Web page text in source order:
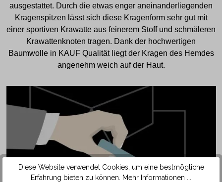
ausgestattet. Durch die etwas enger aneinanderliegenden
Kragenspitzen lässt sich diese Kragenform sehr gut mit
einer sportiven Krawatte aus feinerem Stoff und schmäleren
Krawattenknoten tragen. Dank der hochwertigen
Baumwolle in KAUF Qualität liegt der Kragen des Hemdes
angenehm weich auf der Haut.
Diese Website verwendet Cookies, um eine bestmögliche
Erfahrung bieten zu können.
Mehr Informationen ...